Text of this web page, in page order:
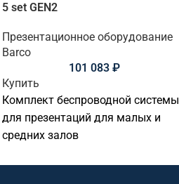
5 set GEN2
Презентационное оборудование
Barco
101 083 ₽
Купить
Комплект беспроводной системы
для презентаций для малых и
средних залов